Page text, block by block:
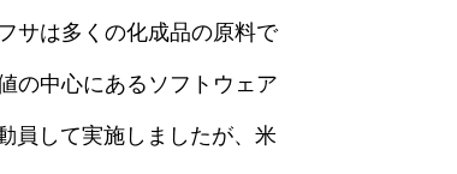
サは多くの化成品の原料で
の中心にあるソフトウェア
員して実施しましたが、米